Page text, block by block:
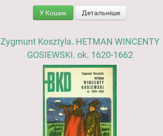
У Кошик Детальніше
Zygmunt Kosztyla. HETMAN WINCENTY
GOSIEWSKI. ok. 1620-1662